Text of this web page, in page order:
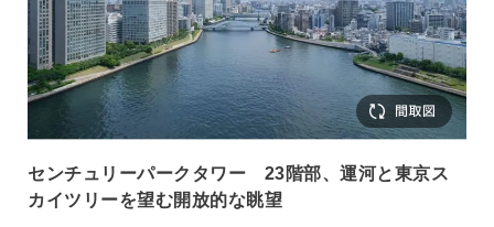
センチュリーパークタワー 23階部、運河と東京ス
カイツリーを望む開放的な眺望